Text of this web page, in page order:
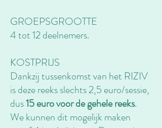
GROEPSGROOTTE
4 tot 12 deelnemers.
KOSTPRIJS
Dankzij tussenkomst van het RIZIV
is deze reeks slechts 2,5 euro/sessie,
dus15 euro voor de gehele reeks.
We kunnen dit mogelijk maken